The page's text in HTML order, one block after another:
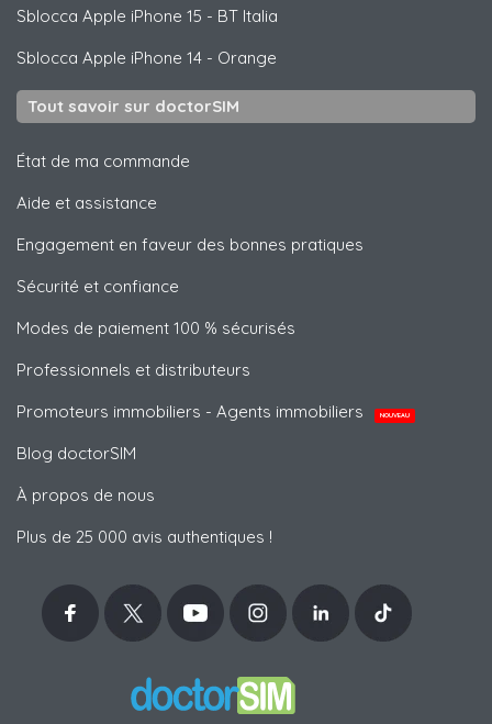
Sblocca Apple iPhone 15 - BT Italia
Sblocca Apple iPhone 14 - Orange
Tout savoir sur doctorSIM
État de ma commande
Aide et assistance
Engagement en faveur des bonnes pratiques
Sécurité et confiance
Modes de paiement 100 % sécurisés
Professionnels et distributeurs
Promoteurs immobiliers - Agents immobiliers
NOUVEAU
Blog doctorSIM
À propos de nous
Plus de 25 000 avis authentiques !